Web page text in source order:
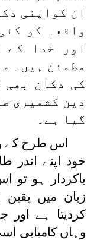
ان کواپنی
واقعہ کو
اور خدا کے
مطمئن ہیں۔
کی دکان بھی
دین کشمیری
گیا ہے۔
اس طرح کے
خود اپنے اندر
باکردار ہو تو
زبان میں یقین
کردیتا ہے اور
وہاں